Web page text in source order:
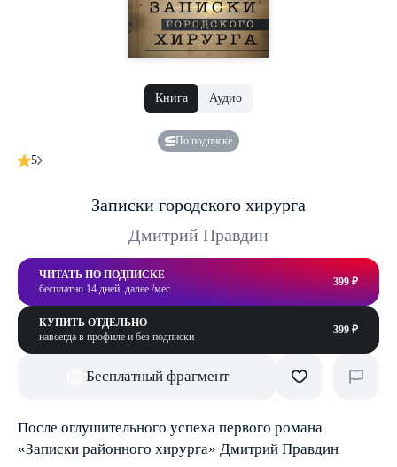
Книга Аудио
По подписке
5
Записки городского хирурга
Дмитрий Правдин
ЧИТАТЬ ПО ПОДПИСКЕ
бесплатно 14 дней, далее /мес
399 ₽
КУПИТЬ ОТДЕЛЬНО
навсегда в профиле и без подписки
399 ₽
Бесплатный фрагмент
После оглушительного успеха первого романа
«Записки районного хирурга» Дмитрий Правдин